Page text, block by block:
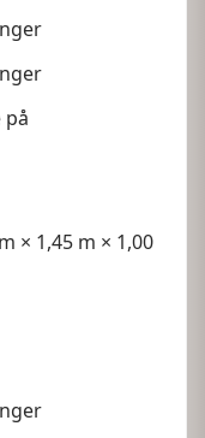
på
× 1,45 m × 1,00